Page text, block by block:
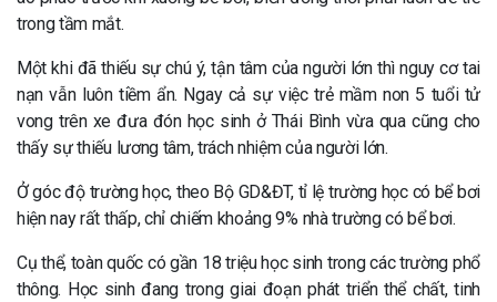
trong tầm mắt.
Một khi đã thiếu sự chú ý, tận tâm của người lớn thì nguy cơ tai
nạn vẫn luôn tiềm ẩn. Ngay cả sự việc trẻ mầm non 5 tuổi tử
vong trên xe đưa đón học sinh ở Thái Bình vừa qua cũng cho
thấy sự thiếu lương tâm, trách nhiệm của người lớn.
Ở góc độ trường học, theo Bộ GD&ĐT, tỉ lệ trường học có bể bơi
hiện nay rất thấp, chỉ chiếm khoảng 9% nhà trường có bể bơi.
Cụ thể, toàn quốc có gần 18 triệu học sinh trong các trường phổ
thông. Học sinh đang trong giai đoạn phát triển thể chất, tinh